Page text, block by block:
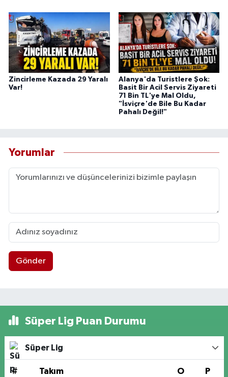
Zincirleme Kazada 29 Yaralı
Var!
Alanya'da Turistlere Şok:
Basit Bir Acil Servis Ziyareti
71 Bin TL'ye Mal Oldu,
"İsviçre'de Bile Bu Kadar
Pahalı Değil!"
Yorumlar
Gönder
Süper Lig Puan Durumu
Süper Lig
# Takım O P